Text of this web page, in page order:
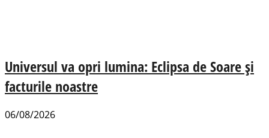
Universul va opri lumina: Eclipsa de Soare și
facturile noastre
06/08/2026